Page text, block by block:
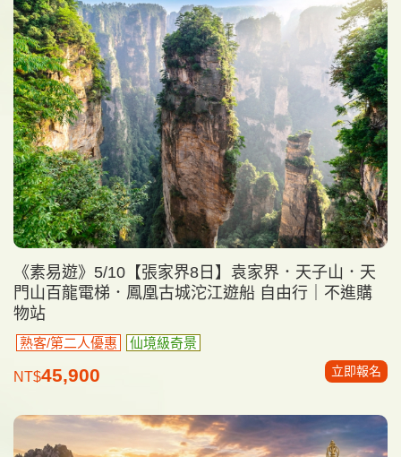
《素易遊》5/10【張家界8日】袁家界．天子山．天
門山百龍電梯．鳳凰古城沱江遊船 自由行｜不進購
物站
熟客/第二人優惠 仙境級奇景
NT$45,900 立即報名